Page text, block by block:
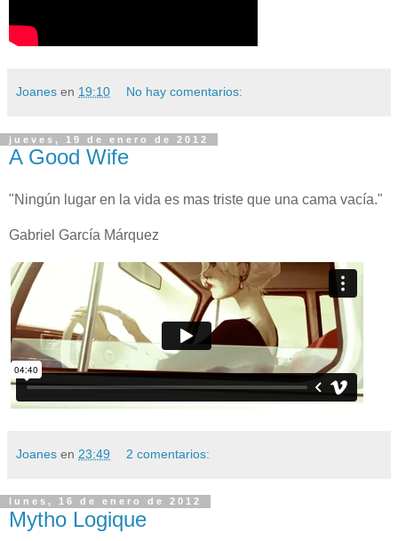
Joanes en 19:10 No hay comentarios:
jueves, 19 de enero de 2012
A Good Wife
"Ningún lugar en la vida es mas triste que una cama vacía."
Gabriel García Márquez
Joanes en 23:49 2 comentarios:
lunes, 16 de enero de 2012
Mytho Logique